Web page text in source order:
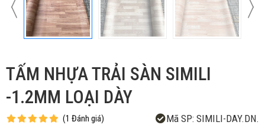
TẤM NHỰA TRẢI SÀN SIMILI
-1.2MM LOẠI DÀY
(1 Đánh giá) Mã SP: SIMILI-DAY.DN.